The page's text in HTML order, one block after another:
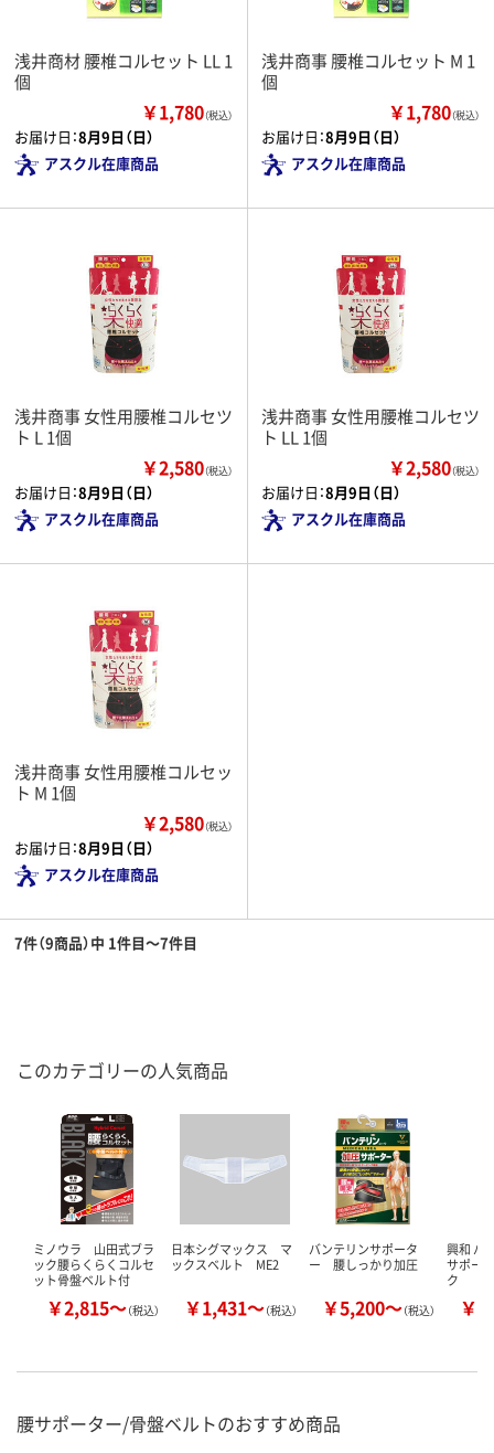
浅井商材 腰椎コルセット LL 1
個
￥1,780（税込）
お届け日：8月9日（日）
アスクル在庫商品
浅井商事 腰椎コルセット M 1
個
￥1,780（税込）
お届け日：8月9日（日）
アスクル在庫商品
浅井商事 女性用腰椎コルセツ
ト L 1個
￥2,580（税込）
お届け日：8月9日（日）
アスクル在庫商品
浅井商事 女性用腰椎コルセツ
ト LL 1個
￥2,580（税込）
お届け日：8月9日（日）
アスクル在庫商品
浅井商事 女性用腰椎コルセッ
ト M 1個
￥2,580（税込）
お届け日：8月9日（日）
アスクル在庫商品
7件（9商品）中 1件目～7件目
このカテゴリーの人気商品
ミノウラ 山田式ブラ
ック腰らくらくコルセ
ット骨盤ベルト付
￥2,815～（税込）
日本シグマックス マ
ックスベルト ME2
￥1,431～（税込）
バンテリンサポータ
ー 腰しっかり加圧
￥5,200～（税込）
興和 バ
サポー
ク
￥
腰サポーター/骨盤ベルトのおすすめ商品